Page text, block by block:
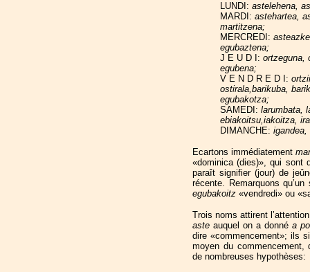
LUNDI: astelehena,
MARDI: astehartea,
martitzena;
MERCREDI:
egubaztena;
J E U D I: ortzeguna,
egubena;
V E N D R E D I:
ostirala,barikuba,
egubakotza;
SAMEDI: larumbata,
ebiakoitsu,iakoitza,
DIMANCHE:
Ecartons immédiatement
«dominica (dies)», qui sont
paraît signifier (jour) de
récente. Remarquons
egubakoitz «vendredi» ou
Trois noms attirent
aste auquel on a donné a
dire «commencement»; ils
moyen du commencement,
de nombreuses hypothèses: